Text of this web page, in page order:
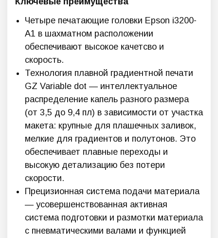
Четыре печатающие головки Epson i3200-
A1 в шахматном расположении
обеспечивают высокое качетсво и
скорость.
Технология плавной градиентной печати
GZ Variable dot — интеллектуальное
распределение капель разного размера
(от 3,5 до 9,4 пл) в зависимости от участка
макета: крупные для плашечных заливок,
мелкие для градиентов и полутонов. Это
обеспечивает плавные переходы и
высокую детализацию без потери
скорости.
Прецизионная система подачи материала
— усовершенствованная активная
система подготовки и размотки материала
с пневматическими валами и функцией